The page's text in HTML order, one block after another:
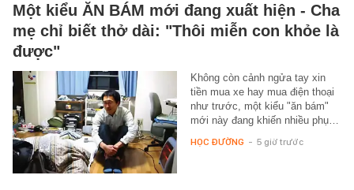
Một kiểu ĂN BÁM mới đang xuất hiện - Cha
mẹ chỉ biết thở dài: "Thôi miễn con khỏe là
được"
Không còn cảnh ngửa tay xin
tiền mua xe hay mua điện thoại
như trước, một kiểu "ăn bám"
mới này đang khiến nhiều phụ…
HỌC ĐƯỜNG - 5 giờ trước